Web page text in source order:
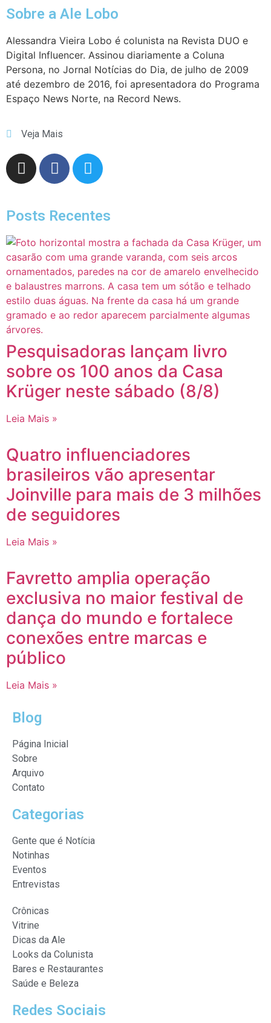
Sobre a Ale Lobo
Alessandra Vieira Lobo é colunista na Revista DUO e
Digital Influencer. Assinou diariamente a Coluna
Persona, no Jornal Notícias do Dia, de julho de 2009
até dezembro de 2016, foi apresentadora do Programa
Espaço News Norte, na Record News.
Veja Mais
Posts Recentes
Pesquisadoras lançam livro
sobre os 100 anos da Casa
Krüger neste sábado (8/8)
Leia Mais »
Quatro influenciadores
brasileiros vão apresentar
Joinville para mais de 3 milhões
de seguidores
Leia Mais »
Favretto amplia operação
exclusiva no maior festival de
dança do mundo e fortalece
conexões entre marcas e
público
Leia Mais »
Blog
Página Inicial
Sobre
Arquivo
Contato
Categorias
Gente que é Notícia
Notinhas
Eventos
Entrevistas
Crônicas
Vitrine
Dicas da Ale
Looks da Colunista
Bares e Restaurantes
Saúde e Beleza
Redes Sociais